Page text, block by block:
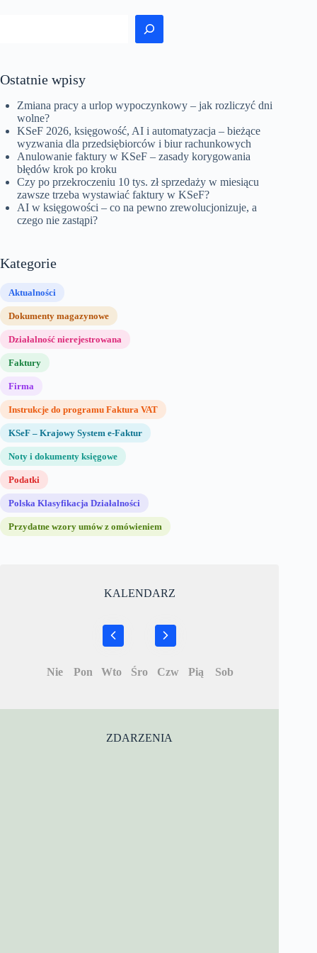
Ostatnie wpisy
Zmiana pracy a urlop wypoczynkowy – jak rozliczyć dni
wolne?
KSeF 2026, księgowość, AI i automatyzacja – bieżące
wyzwania dla przedsiębiorców i biur rachunkowych
Anulowanie faktury w KSeF – zasady korygowania
błędów krok po kroku
Czy po przekroczeniu 10 tys. zł sprzedaży w miesiącu
zawsze trzeba wystawiać faktury w KSeF?
AI w księgowości – co na pewno zrewolucjonizuje, a
czego nie zastąpi?
Kategorie
Aktualności
Dokumenty magazynowe
Działalność nierejestrowana
Faktury
Firma
Instrukcje do programu Faktura VAT
KSeF – Krajowy System e-Faktur
Noty i dokumenty księgowe
Podatki
Polska Klasyfikacja Działalności
Przydatne wzory umów z omówieniem
KALENDARZ
Nie Pon Wto Śro Czw Pią Sob
ZDARZENIA